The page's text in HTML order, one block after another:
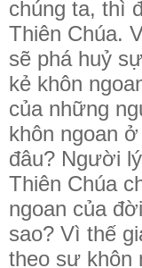
chúng ta, thì
Thiên Chúa.
sẽ phá huỷ
kẻ khôn
của những
khôn ngoan
đâu? Người
Thiên Chúa
ngoan của
sao? Vì thế
theo sự khôn